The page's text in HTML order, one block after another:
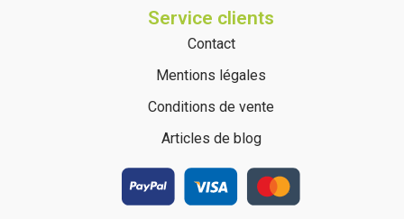
Service clients
Contact
Mentions légales
Conditions de vente
Articles de blog